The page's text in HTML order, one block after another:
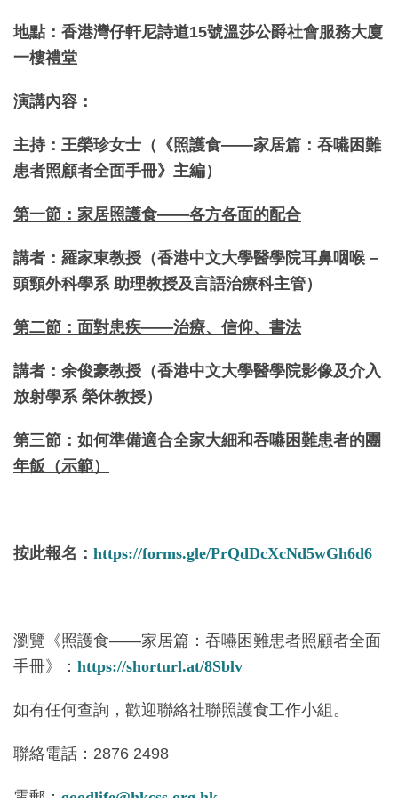
地點：香港灣仔軒尼詩道15號溫莎公爵社會服務大廈
一樓禮堂
演講內容：
主持：王榮珍女士（《照護食——家居篇：吞嚥困難
患者照顧者全面手冊》主編）
第一節：家居照護食——各方各面的配合
講者：羅家東教授（香港中文大學醫學院耳鼻咽喉 –
頭頸外科學系 助理教授及言語治療科主管）
第二節：面對患疾——治療、信仰、書法
講者：余俊豪教授（香港中文大學醫學院影像及介入
放射學系 榮休教授）
第三節：如何準備適合全家大細和吞嚥困難患者的團
年飯（示範）
按此報名： https://forms.gle/PrQdDcXcNd5wGh6d6
瀏覽《照護食——家居篇：吞嚥困難患者照顧者全面
手冊》： https://shorturl.at/8Sblv
如有任何查詢，歡迎聯絡社聯照護食工作小組。
聯絡電話：2876 2498